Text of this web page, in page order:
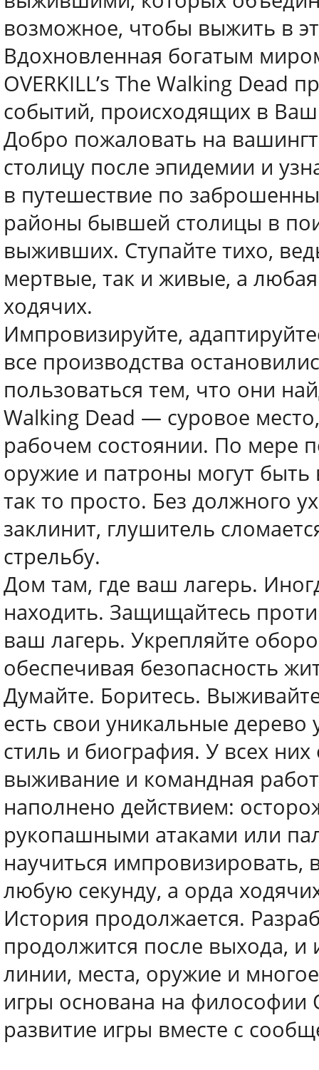
возможное, чтобы выжить в
Вдохновленная богатым
OVERKILL’s The Walking Dead
событий, происходящих в
Добро пожаловать на
столицу после эпидемии и
в путешествие по
районы бывшей столицы в
выживших. Ступайте тихо,
мертвые, так и живые, а
ходячих.
Импровизируйте,
все производства
пользоваться тем, что они
Walking Dead — суровое
рабочем состоянии. По мере
оружие и патроны могут быть
так то просто. Без должного
заклинит, глушитель
стрельбу.
Дом там, где ваш лагерь.
находить. Защищайтесь
ваш лагерь. Укрепляйте
обеспечивая безопасность
Думайте. Боритесь.
есть свои уникальные
стиль и биография. У всех
выживание и командная
наполнено действием:
рукопашными атаками или
научиться импровизировать,
любую секунду, а орда
История продолжается.
продолжится после выхода,
линии, места, оружие и
игры основана на философии
развитие игры вместе с